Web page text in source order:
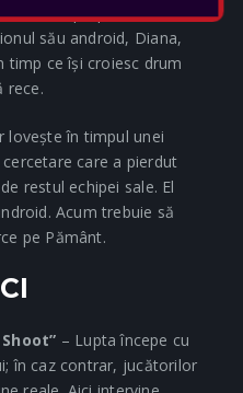
viitor apropiat, unde
său android, Diana,
timp ce își croiesc drum
rece.
lovește în timpul unei
care a pierdut
restul echipei sale. El
Acum trebuie să
pe Pământ.
– Lupta începe cu
în caz contrar, jucătorilor